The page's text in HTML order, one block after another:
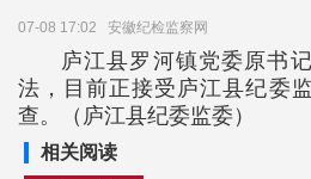
07-08 17:02 安徽纪检监察网
庐江县罗河镇党委原书
法，目前正接受庐江县纪委
查。（庐江县纪委监委）
相关阅读